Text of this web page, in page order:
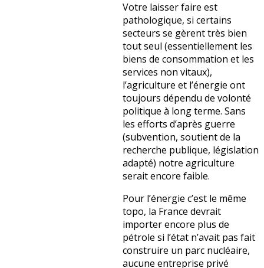
Votre laisser faire est
pathologique, si certains
secteurs se gèrent très bien
tout seul (essentiellement les
biens de consommation et les
services non vitaux),
l’agriculture et l’énergie ont
toujours dépendu de volonté
politique à long terme. Sans
les efforts d’après guerre
(subvention, soutient de la
recherche publique, législation
adapté) notre agriculture
serait encore faible.
Pour l’énergie c’est le même
topo, la France devrait
importer encore plus de
pétrole si l’état n’avait pas fait
construire un parc nucléaire,
aucune entreprise privé